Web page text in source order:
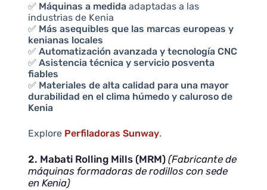
✅ Máquinas a medidaadaptadas a las
industrias de Kenia
✅ Más asequibles que las marcas europeas y
kenianas locales
✅ Automatización avanzada y tecnología CNC
✅ Asistencia técnica y servicio posventa
fiables
✅ Materiales de alta calidad para una mayor
durabilidad en el clima húmedo y caluroso de
Kenia
Explore Perfiladoras Sunway.
2. Mabati Rolling Mills (MRM) (Fabricante de
máquinas formadoras de rodillos con sede
en Kenia)